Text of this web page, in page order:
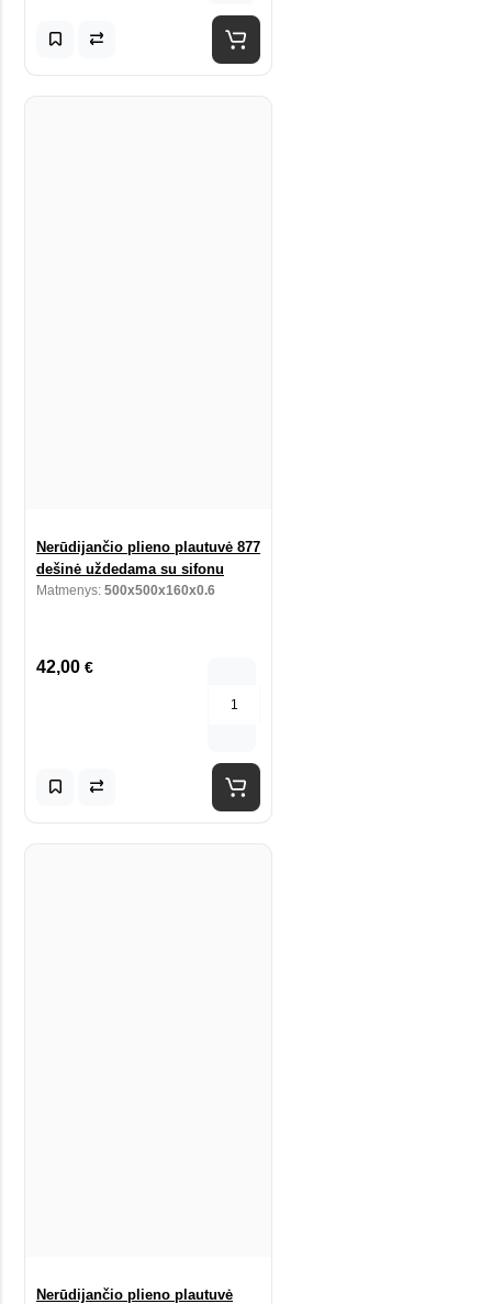
Nerūdijančio plieno plautuvė 877
dešinė uždedama su sifonu
Matmenys: 500x500x160x0.6
42,00 €
Nerūdijančio plieno plautuvė